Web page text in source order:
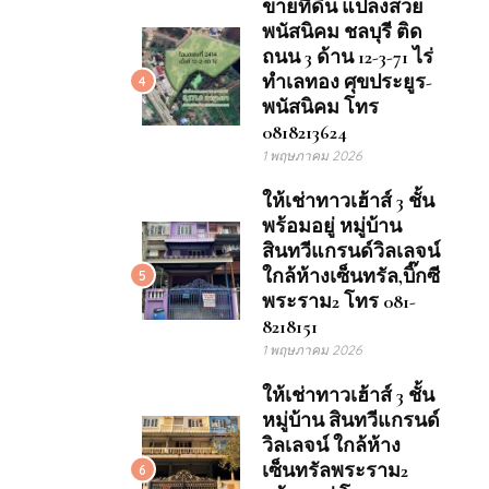
4
ขายที่ดิน แปลงสวย
พนัสนิคม ชลบุรี ติด
ถนน 3 ด้าน 12-3-71 ไร่
ทำเลทอง ศุขประยูร-
พนัสนิคม โทร
0818213624
1 พฤษภาคม 2026
5
ให้เช่าทาวเฮ้าส์ 3 ชั้น
พร้อมอยู่ หมู่บ้าน
สินทวีแกรนด์วิลเลจน์
ใกล้ห้างเซ็นทรัล,บิ๊กซี
พระราม2 โทร 081-
8218151
1 พฤษภาคม 2026
6
ให้เช่าทาวเฮ้าส์ 3 ชั้น
หมู่บ้าน สินทวีแกรนด์
วิลเลจน์ ใกล้ห้าง
เซ็นทรัลพระราม2